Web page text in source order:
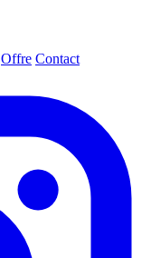
Offre Contact